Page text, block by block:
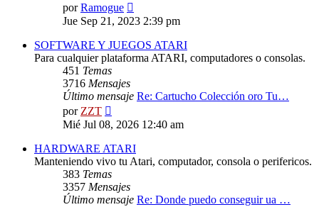
porRamogue
último
mensaje
Jue Sep 21, 2023 2:39 pm
SOFTWARE Y JUEGOS ATARI
Para cualquier plataforma ATARI, computadores o consolas.
451 Temas
3716 Mensajes
Último mensaje Re: Cartucho Colección oro Tu…
porZZT
último
Mié Jul 08, 2026 12:40 am
HARDWARE ATARI
Manteniendo vivo tu Atari, computador, consola o perifericos.
383 Temas
3357 Mensajes
Último mensaje Re: Donde puedo conseguir ua …